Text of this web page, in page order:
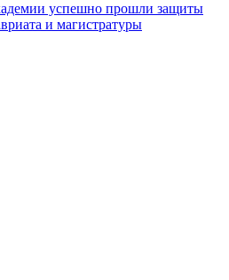
успешно прошли защиты
и магистратуры